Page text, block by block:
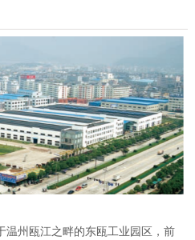
温州瓯江之畔的东瓯工业园区，前